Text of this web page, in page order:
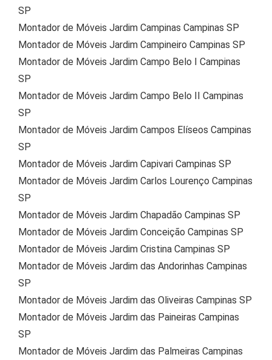
SP
Montador de Móveis Jardim Campinas Campinas SP
Montador de Móveis Jardim Campineiro Campinas SP
Montador de Móveis Jardim Campo Belo I Campinas
SP
Montador de Móveis Jardim Campo Belo II Campinas
SP
Montador de Móveis Jardim Campos Elíseos Campinas
SP
Montador de Móveis Jardim Capivari Campinas SP
Montador de Móveis Jardim Carlos Lourenço Campinas
SP
Montador de Móveis Jardim Chapadão Campinas SP
Montador de Móveis Jardim Conceição Campinas SP
Montador de Móveis Jardim Cristina Campinas SP
Montador de Móveis Jardim das Andorinhas Campinas
SP
Montador de Móveis Jardim das Oliveiras Campinas SP
Montador de Móveis Jardim das Paineiras Campinas
SP
Montador de Móveis Jardim das Palmeiras Campinas